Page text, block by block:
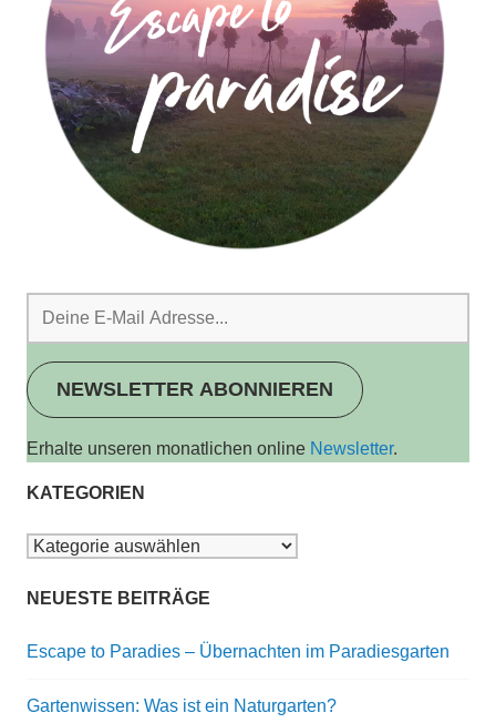
NEWSLETTER ABONNIEREN
Erhalte unseren monatlichen online Newsletter.
KATEGORIEN
Kategorien
NEUESTE BEITRÄGE
Escape to Paradies – Übernachten im Paradiesgarten
Gartenwissen: Was ist ein Naturgarten?